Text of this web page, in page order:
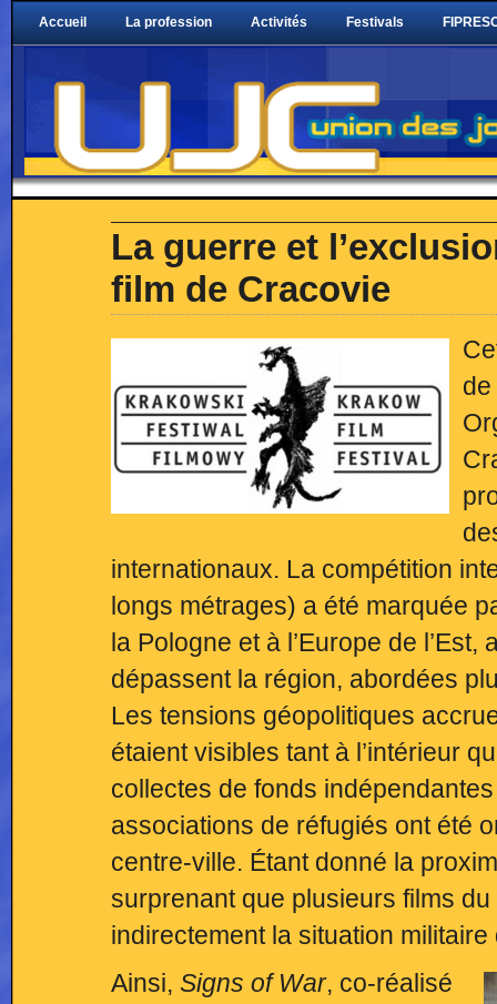
Accueil La profession Activités Festivals
La guerre et
film de Cracovie
internationaux. La compétition
longs métrages) a été marquée
la Pologne et à l’Europe de
dépassent la région, abordées
Les tensions géopolitiques
étaient visibles tant à l’intérieur
collectes de fonds
associations de réfugiés ont été
centre-ville. Étant donné la
surprenant que plusieurs films
indirectement la situation militaire
Ainsi, Signs of War, co-réalisé